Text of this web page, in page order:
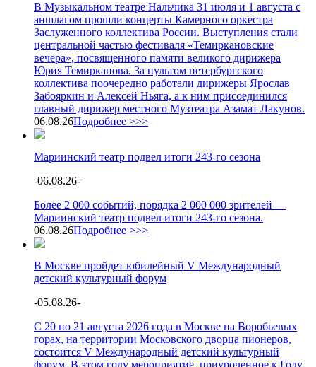
В Музыкальном театре Нальчика 31 июля и 1 августа с
аншлагом прошли концерты Камерного оркестра
Заслуженного коллектива России. Выступления стали
центральной частью фестиваля «Темиркановские
вечера», посвященного памяти великого дирижера
Юрия Темирканова. За пультом петербургского
коллектива поочередно работали дирижеры Ярослав
Забояркин и Алексей Ньяга, а к ним присоединился
главный дирижер местного Музтеатра Азамат Лакунов.
06.08.26Подробнее >>>
Мариинский театр подвел итоги 243-го сезона
-06.08.26-
Более 2 000 событий, порядка 2 000 000 зрителей —
Мариинский театр подвел итоги 243-го сезона.
06.08.26Подробнее >>>
В Москве пройдет юбилейный V Международный
детский культурный форум
-05.08.26-
С 20 по 21 августа 2026 года в Москве на Воробьевых
горах, на территории Московского дворца пионеров,
состоится V Международный детский культурный
форум. В этом году мероприятие, приуроченное к Году